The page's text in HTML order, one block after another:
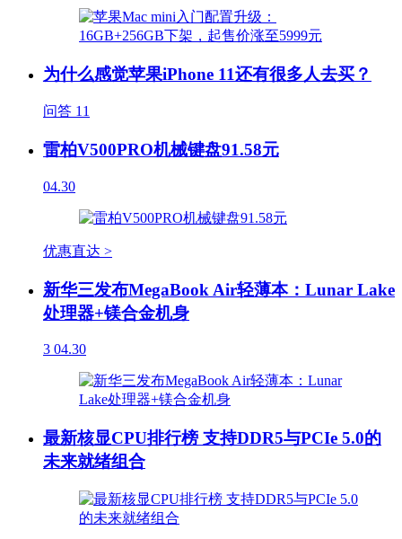
为什么感觉苹果iPhone 11还有很多人去买？
问答 11
雷柏V500PRO机械键盘91.58元
04.30
优惠直达 >
新华三发布MegaBook Air轻薄本：Lunar Lake
处理器+镁合金机身
3 04.30
最新核显CPU排行榜 支持DDR5与PCIe 5.0的
未来就绪组合